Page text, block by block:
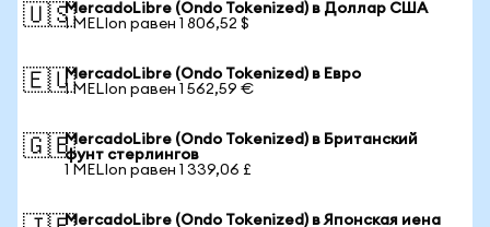
🇺🇸MercadoLibre (Ondo Tokenized) в Доллар США
1 MELIon равен 1 806,52 $
🇪🇺MercadoLibre (Ondo Tokenized) в Евро
1 MELIon равен 1 562,59 €
🇬🇧MercadoLibre (Ondo Tokenized) в Британский
фунт стерлингов
1 MELIon равен 1 339,06 £
MercadoLibre (Ondo Tokenized) в Японская иена